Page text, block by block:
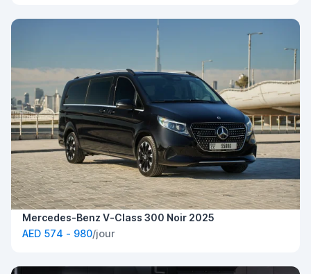
Mercedes-Benz V-Class 300 Noir 2025
AED 574 - 980/jour